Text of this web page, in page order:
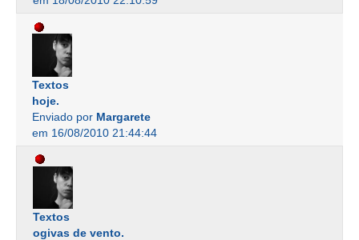
Textos
hoje.
Enviado por Margarete
em 16/08/2010 21:44:44
Textos
ogivas de vento.